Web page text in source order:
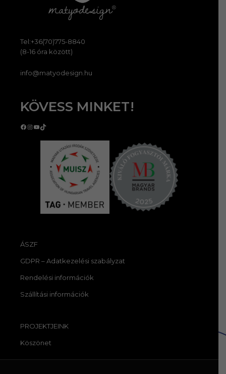
Tel:+36(70)775-8840
(8-16 óra között)
info@matyodesign.hu
KÖVESS MINKET!
Facebook
Instagram
YouTube
TikTok
ÁSZF
GDPR – Adatkezelési szabályzat
Rendelési információk
Szállítási információk
PROJEKTJEINK
Köszönet